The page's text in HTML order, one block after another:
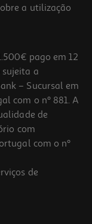
a utilização
pago em 12
sujeita a
– Sucursal em
com o nº 881. A
de
com
com o nº
de